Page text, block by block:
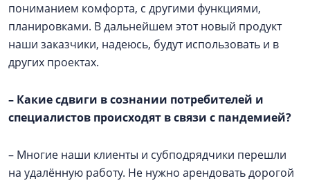
пониманием комфорта, с другими функциями,
планировками. В дальнейшем этот новый продукт
наши заказчики, надеюсь, будут использовать и в
других проектах.
– Какие сдвиги в сознании потребителей и
специалистов происходят в связи с пандемией?
– Многие наши клиенты и субподрядчики перешли
на удалённую работу. Не нужно арендовать дорогой